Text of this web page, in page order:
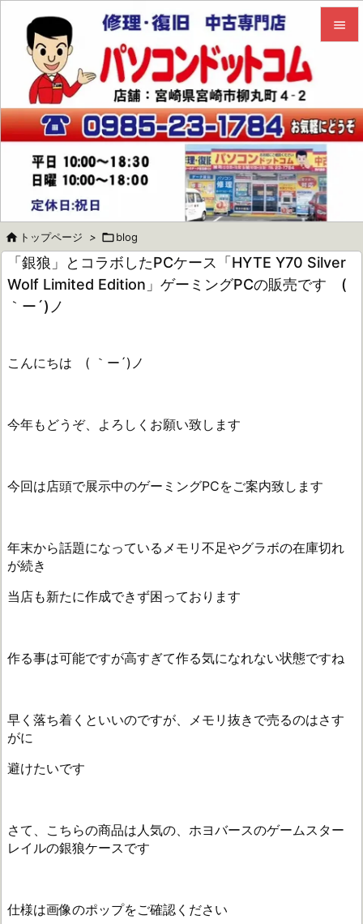

サイド


 トップページ > blog
「銀狼」とコラボしたPCケース「HYTE Y70 Silver
Wolf Limited Edition」ゲーミングPCの販売です (
｀ー´)ノ
こんにちは ( ｀ー´)ノ
今年もどうぞ、よろしくお願い致します
今回は店頭で展示中のゲーミングPCをご案内致します
年末から話題になっているメモリ不足やグラボの在庫切れ
が続き
当店も新たに作成できず困っております
作る事は可能ですが高すぎて作る気になれない状態ですね
早く落ち着くといいのですが、メモリ抜きで売るのはさす
がに
避けたいです
さて、こちらの商品は人気の、ホヨバースのゲームスター
レイルの銀狼ケースです
仕様は画像のポップをご確認ください